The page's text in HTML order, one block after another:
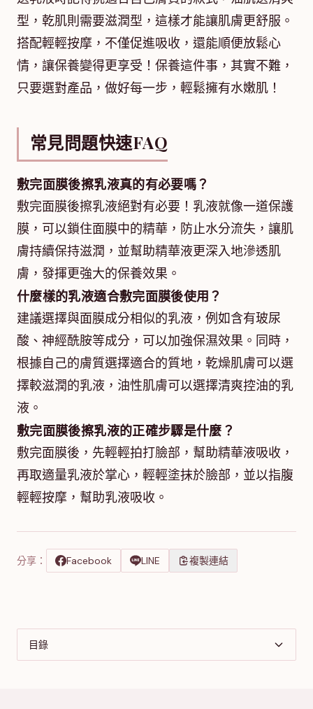
型，乾肌則需要滋潤型，這樣才能讓肌膚更舒服。
搭配輕輕按摩，不僅促進吸收，還能順便放鬆心
情，讓保養變得更享受！保養這件事，其實不難，
只要選對產品，做好每一步，輕鬆擁有水嫩肌！
常見問題快速FAQ
敷完面膜後擦乳液真的有必要嗎？
敷完面膜後擦乳液絕對有必要！乳液就像一道保護
膜，可以鎖住面膜中的精華，防止水分流失，讓肌
膚持續保持滋潤，並幫助精華液更深入地滲透肌
膚，發揮更強大的保養效果。
什麼樣的乳液適合敷完面膜後使用？
建議選擇與面膜成分相似的乳液，例如含有玻尿
酸、神經酰胺等成分，可以加強保濕效果。同時，
根據自己的膚質選擇適合的質地，乾燥肌膚可以選
擇較滋潤的乳液，油性肌膚可以選擇清爽控油的乳
液。
敷完面膜後擦乳液的正確步驟是什麼？
敷完面膜後，先輕輕拍打臉部，幫助精華液吸收，
再取適量乳液於掌心，輕輕塗抹於臉部，並以指腹
輕輕按摩，幫助乳液吸收。
分享： Facebook LINE 複製連結
目錄